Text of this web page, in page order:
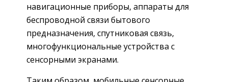
навигационные приборы, аппараты для
беспроводной связи бытового
предназначения, спутниковая связь,
многофункциональные устройства с
сенсорными экранами.